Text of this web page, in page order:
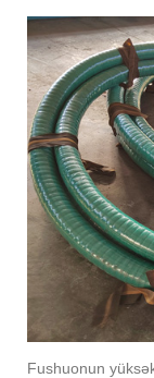
Fushuonun